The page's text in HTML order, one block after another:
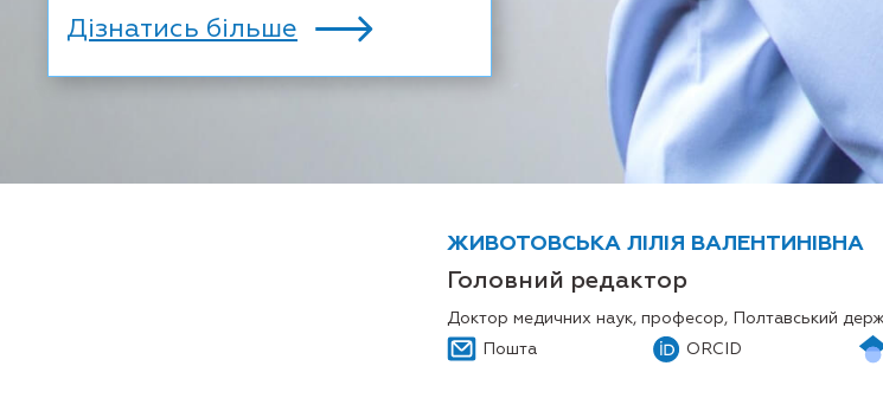
Дізнатись більше
ЖИВОТОВСЬКА ЛІЛІЯ ВАЛЕНТИНІВНА
Головний редактор
Доктор медичних наук, професор, Полтавський
Пошта
ORCID